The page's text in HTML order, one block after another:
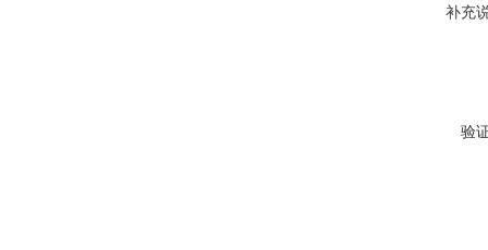
补充
验